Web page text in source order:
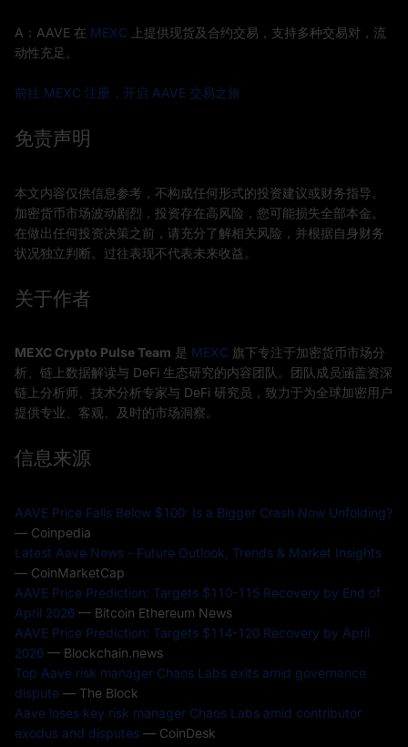
A：AAVE 在 MEXC 上提供现货及合约交易，支持多种交易对，流
动性充足。
前往 MEXC 注册，开启 AAVE 交易之旅
免责声明
本文内容仅供信息参考，不构成任何形式的投资建议或财务指导。
加密货币市场波动剧烈，投资存在高风险，您可能损失全部本金。
在做出任何投资决策之前，请充分了解相关风险，并根据自身财务
状况独立判断。过往表现不代表未来收益。
关于作者
MEXC Crypto Pulse Team 是 MEXC 旗下专注于加密货币市场分
析、链上数据解读与 DeFi 生态研究的内容团队。团队成员涵盖资深
链上分析师、技术分析专家与 DeFi 研究员，致力于为全球加密用户
提供专业、客观、及时的市场洞察。
信息来源
AAVE Price Falls Below $100: Is a Bigger Crash Now Unfolding?
— Coinpedia
Latest Aave News - Future Outlook, Trends & Market Insights
— CoinMarketCap
AAVE Price Prediction: Targets $110-115 Recovery by End of
April 2026 — Bitcoin Ethereum News
AAVE Price Prediction: Targets $114-120 Recovery by April
2026 — Blockchain.news
Top Aave risk manager Chaos Labs exits amid governance
dispute — The Block
Aave loses key risk manager Chaos Labs amid contributor
exodus and disputes — CoinDesk